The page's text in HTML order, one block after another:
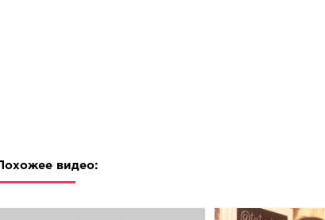
Похожее видео: